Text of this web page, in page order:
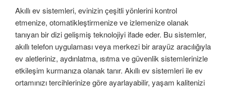
Akıllı ev sistemleri, evinizin çeşitli yönlerini kontrol
etmenize, otomatikleştirmenize ve izlemenize olanak
tanıyan bir dizi gelişmiş teknolojiyi ifade eder. Bu sistemler,
akıllı telefon uygulaması veya merkezi bir arayüz aracılığıyla
ev aletleriniz, aydınlatma, ısıtma ve güvenlik sistemlerinizle
etkileşim kurmanıza olanak tanır. Akıllı ev sistemleri ile ev
ortamınızı tercihlerinize göre ayarlayabilir, yaşam kalitenizi